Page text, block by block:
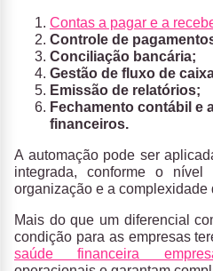
Contas a pagar e a
Controle de
Conciliação bancária;
Gestão de fluxo de
Emissão de relatórios;
Fechamento contábil e
financeiros.
A automação pode ser
integrada, conforme o
organização e a complexidade
Mais do que um diferencial
condição para as empresas
saúde financeira